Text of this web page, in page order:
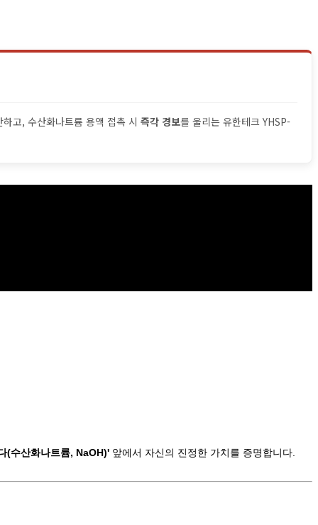
고, 수산화나트륨 용액 접촉 시 즉각 경보를 울리는 유한테크 YHSP-
(수산화나트륨, NaOH)' 앞에서 자신의 진정한 가치를 증명합니다.